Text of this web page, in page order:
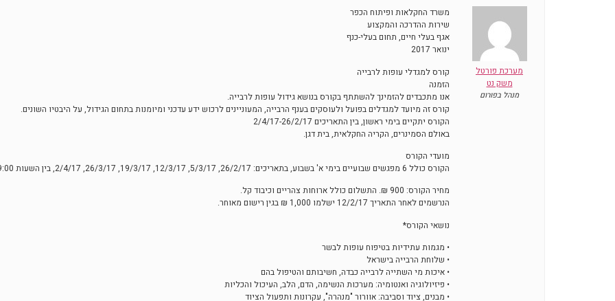
מערכת פורטל
משק נט
מנהל בפורום
משרד החקלאות ופיתוח הכפר
שירות ההדרכה והמקצוע
אגף בעלי חיים, תחום בעלי-כנף
ינואר 2017
קורס למגדלי עופות לרבייה
הזמנה
אנו מתכבדים להזמינך להשתתף בקורס בנושא גידול עופות לרבייה.
קורס זה מיועד למגדלים בפועל ולעוסקים בענף הרבייה, המעוניינים לרכוש ידע עדכני ומיומנות בתחום הגידול, על היבטיו השונים.
הקורס יתקיים בימי ראשון, בין התאריכים 2/4/17-26/2/17
באולם הסמינרים, הקריה החקלאית, בית דגן.
מועדי הקורס
הקורס כולל 6 מפגשים שבועיים בימי א' בשבוע, בתאריכים: 26/2/17, 5/3/17, 12/3/17, 19/3/17, 26/3/17, 2/4/17, בין השעות 15:00-09:00.
מחיר הקורס: 900 ₪. התשלום כולל ארוחות צהריים וכיבוד קל.
הנרשמים לאחר התאריך 12/2/17 ישלמו 1,000 ₪ בגין רישום מאוחר.
נושאי הקורס*
• מגמות עתידיות בטיפוח עופות לבשר
• שלוחת הרבייה בישראל
• איכות מי השתייה לרבייה כבדה, חשיבותם והטיפול בהם
• פיזיולוגיה ואנטומיה: מערכות הנשימה, הדם, הלב, העיכול והכליות
• מבנים, ציוד וסביבה: אוורור "מנהרה", עקרונות ותפעול הציוד